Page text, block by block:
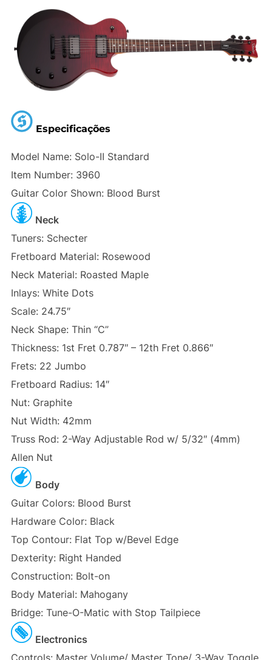
Especificações
Model Name: Solo-II Standard
Item Number: 3960
Guitar Color Shown: Blood Burst
Neck
Tuners: Schecter
Fretboard Material: Rosewood
Neck Material: Roasted Maple
Inlays: White Dots
Scale: 24.75″
Neck Shape: Thin “C”
Thickness: 1st Fret 0.787″ – 12th Fret 0.866″
Frets: 22 Jumbo
Fretboard Radius: 14″
Nut: Graphite
Nut Width: 42mm
Truss Rod: 2-Way Adjustable Rod w/ 5/32″ (4mm)
Allen Nut
Body
Guitar Colors: Blood Burst
Hardware Color: Black
Top Contour: Flat Top w/Bevel Edge
Dexterity: Right Handed
Construction: Bolt-on
Body Material: Mahogany
Bridge: Tune-O-Matic with Stop Tailpiece
Electronics
Controls: Master Volume/ Master Tone/ 3-Way Toggle